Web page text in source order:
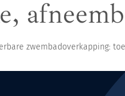
zwembadoverkapping:
offres